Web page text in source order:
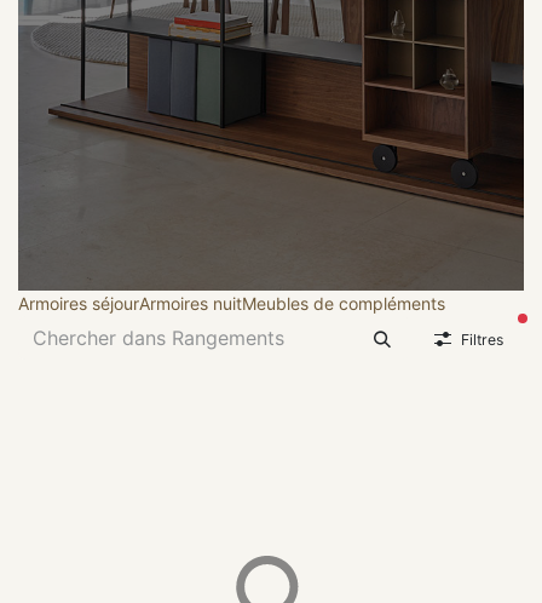
Armoires séjourArmoires nuitMeubles de compléments
Filtres